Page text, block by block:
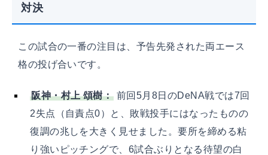
対決
この試合の一番の注目は、予告先発された両エース
格の投げ合いです。
阪神・村上 頌樹： 前回5月8日のDeNA戦では7回
2失点（自責点0）と、敗戦投手にはなったものの
復調の兆しを大きく見せました。要所を締める粘
り強いピッチングで、6試合ぶりとなる待望の白